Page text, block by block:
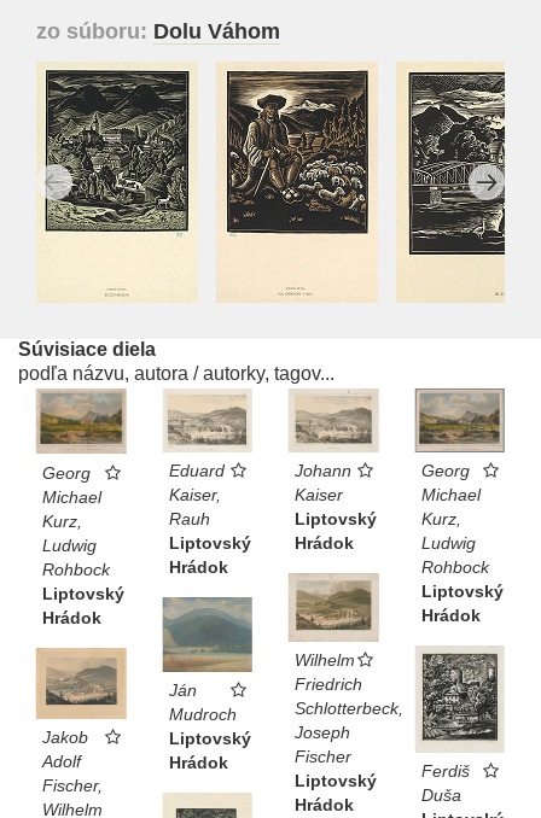
zo súboru: Dolu Váhom
Súvisiace diela
podľa názvu, autora / autorky, tagov...
Georg
Michael
Kurz,
Ludwig
Rohbock
Liptovský
Hrádok
Eduard
Kaiser,
Rauh
Liptovský
Hrádok
Johann
Kaiser
Liptovský
Hrádok
Georg
Michael
Kurz,
Ludwig
Rohbock
Liptovský
Hrádok
Wilhelm
Friedrich
Schlotterbeck,
Joseph
Fischer
Liptovský
Hrádok
Ján
Mudroch
Liptovský
Hrádok
Ferdiš
Duša
Jakob
Adolf
Fischer,
Wilhelm